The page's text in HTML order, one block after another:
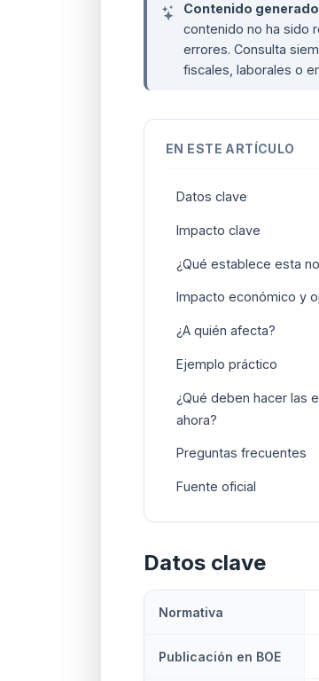
Contenido
contenido no ha sido
errores. Consulta
fiscales, laborales o
EN ESTE ARTÍCULO
Datos clave
Impacto clave
¿Qué establece esta
Impacto económico y
¿A quién afecta?
Ejemplo práctico
¿Qué deben hacer las
ahora?
Preguntas frecuentes
Fuente oficial
Datos clave
Normativa
Publicación en BOE